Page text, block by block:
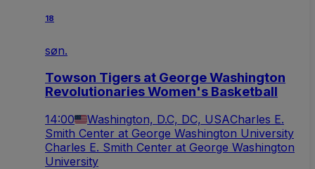
18
søn.
Towson Tigers at George Washington
Revolutionaries Women's Basketball
14:00 Washington, D.C, DC, USACharles E.
Smith Center at George Washington University
Charles E. Smith Center at George Washington
University